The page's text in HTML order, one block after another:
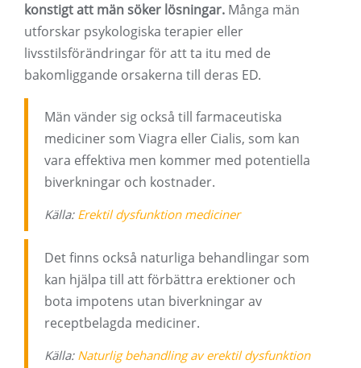
konstigt att män söker lösningar. Många män
utforskar psykologiska terapier eller
livsstilsförändringar för att ta itu med de
bakomliggande orsakerna till deras ED.
Män vänder sig också till farmaceutiska
mediciner som Viagra eller Cialis, som kan
vara effektiva men kommer med potentiella
biverkningar och kostnader.
Källa: Erektil dysfunktion mediciner
Det finns också naturliga behandlingar som
kan hjälpa till att förbättra erektioner och
bota impotens utan biverkningar av
receptbelagda mediciner.
Källa: Naturlig behandling av erektil dysfunktion